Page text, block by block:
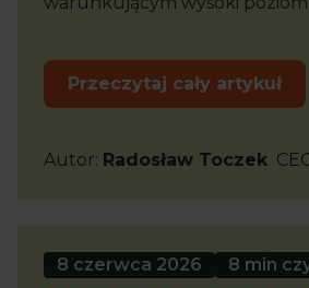
Przeczytaj cały artykuł
Autor: Radosław Toczek
8 czerwca 2026 8 min